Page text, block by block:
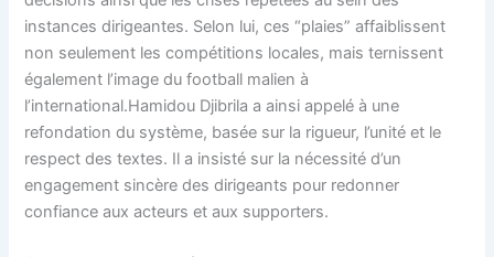
instances dirigeantes. Selon lui, ces “plaies” affaiblissent
non seulement les compétitions locales, mais ternissent
également l’image du football malien à
l’international.Hamidou Djibrila a ainsi appelé à une
refondation du système, basée sur la rigueur, l’unité et le
respect des textes. Il a insisté sur la nécessité d’un
engagement sincère des dirigeants pour redonner
confiance aux acteurs et aux supporters.